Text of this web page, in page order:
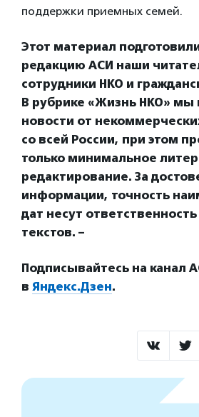
поддержки приемных семей.
Этот материал
редакцию АСИ наши
сотрудники НКО и
В рубрике «Жизнь НКО» мы
новости от
со всей России, при этом
только минимальное
редактирование. За
информации, точность
дат несут
текстов. –
Подписывайтесь на канал
в Яндекс.Дзен.